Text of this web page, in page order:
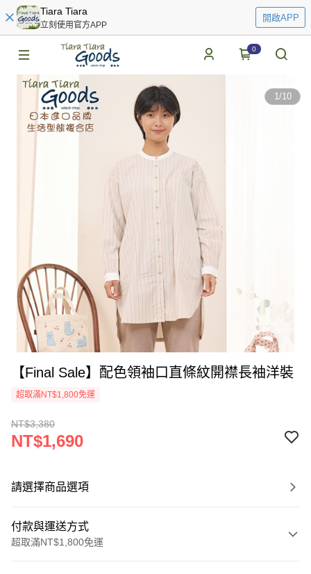
Tiara Tiara
立刻使用官方APP
開啟APP
0
1/10
【Final Sale】配色領袖口直條紋開襟長袖洋裝
超取滿NT$1,800免運
NT$3,380
NT$1,690
請選擇商品選項
付款與運送方式
超取滿NT$1,800免運